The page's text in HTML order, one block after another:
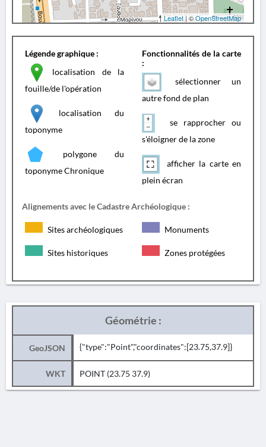
Leaflet| ©OpenStreetMap
Légende graphique :
localisation de la
fouille/de l'opération
localisation du
toponyme
polygone du
toponyme Chronique
Fonctionnalités de la carte
:
sélectionner un
autre fond de plan
se rapprocher ou
s'éloigner de la zone
afficher la carte en
plein écran
Alignements avec le Cadastre Archéologique :
Sites archéologiques Monuments
Sites historiques Zones protégées
Géométrie :
GeoJSON {"type":"Point","coordinates":[23.75,37.9]}
WKT POINT (23.75 37.9)